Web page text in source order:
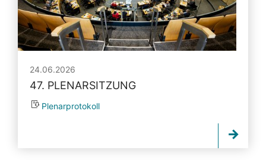
24.06.2026
47. PLENARSITZUNG
Plenarprotokoll